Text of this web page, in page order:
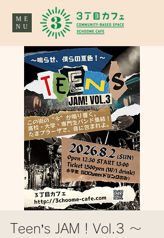
ME
NU
Teen’s JAM！Vol.3 〜